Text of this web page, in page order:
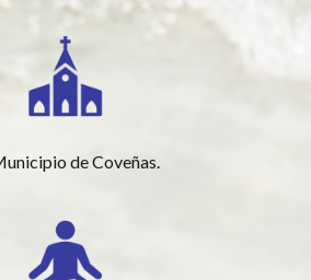
de Coveñas.